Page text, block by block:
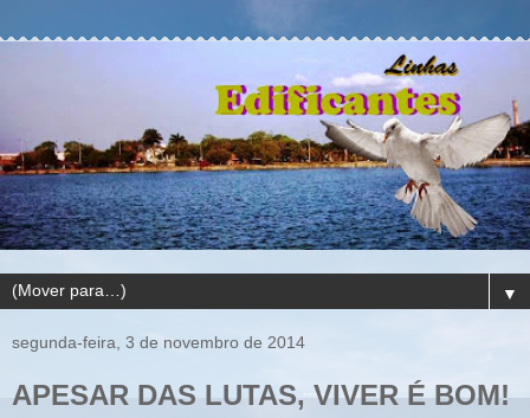
▼
segunda-feira, 3 de novembro de 2014
APESAR DAS LUTAS, VIVER É BOM!